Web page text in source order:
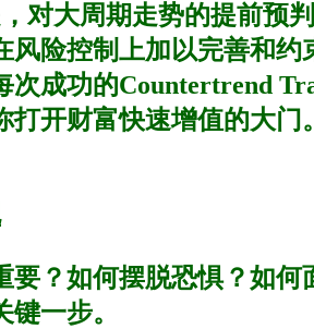
对大周期走势的提前预
险控制上加以完善和
成功的Countertrend
开财富快速增值的大门
？如何摆脱恐惧？如
一步。